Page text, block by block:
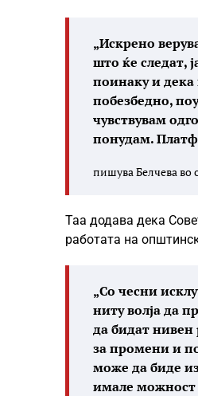
„Искрено
што ќе следат,
поинаку и
побезбедно,
чувствувам
понудам.
пишува Белчева во
Таа додава дека
работата на
„Со чесни
ниту волја да
да бидат нивен
за промени и
може да биде
имале можност